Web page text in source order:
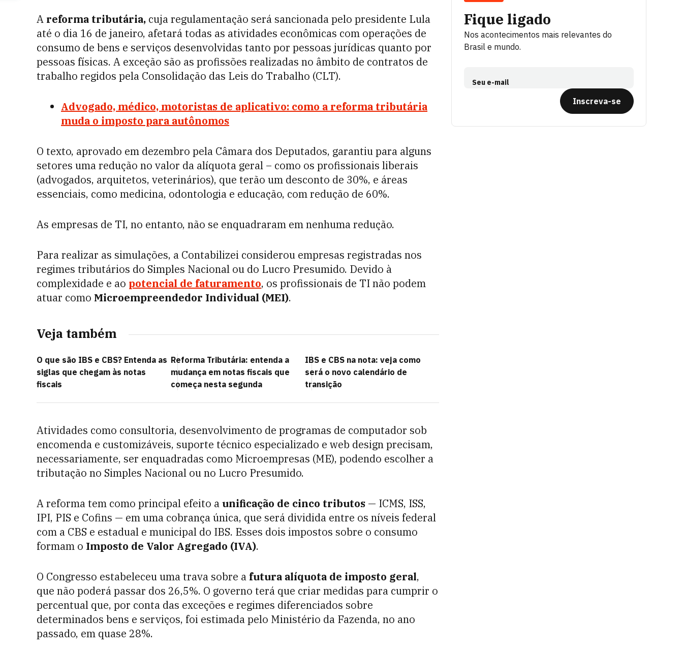
A reforma tributária, cuja regulamentação será sancionada pelo presidente Lula
até o dia 16 de janeiro, afetará todas as atividades econômicas com operações de
consumo de bens e serviços desenvolvidas tanto por pessoas jurídicas quanto por
pessoas físicas. A exceção são as profissões realizadas no âmbito de contratos de
trabalho regidos pela Consolidação das Leis do Trabalho (CLT).
Advogado, médico, motoristas de aplicativo: como a reforma tributária
muda o imposto para autônomos
O texto, aprovado em dezembro pela Câmara dos Deputados, garantiu para alguns
setores uma redução no valor da alíquota geral – como os profissionais liberais
(advogados, arquitetos, veterinários), que terão um desconto de 30%, e áreas
essenciais, como medicina, odontologia e educação, com redução de 60%.
As empresas de TI, no entanto, não se enquadraram em nenhuma redução.
Para realizar as simulações, a Contabilizei considerou empresas registradas nos
regimes tributários do Simples Nacional ou do Lucro Presumido. Devido à
complexidade e ao potencial de faturamento, os profissionais de TI não podem
atuar como Microempreendedor Individual (MEI).
Veja também
O que são IBS e CBS? Entenda as
siglas que chegam às notas
fiscais
Reforma Tributária: entenda a
mudança em notas fiscais que
começa nesta segunda
IBS e CBS na nota: veja como
será o novo calendário de
transição
Atividades como consultoria, desenvolvimento de programas de computador sob
encomenda e customizáveis, suporte técnico especializado e web design precisam,
necessariamente, ser enquadradas como Microempresas (ME), podendo escolher a
tributação no Simples Nacional ou no Lucro Presumido.
A reforma tem como principal efeito aunificação de cinco tributos — ICMS, ISS,
IPI, PIS e Cofins — em uma cobrança única, que será dividida entre os níveis federal
com a CBS e estadual e municipal do IBS. Esses dois impostos sobre o consumo
formam o Imposto de Valor Agregado (IVA).
O Congresso estabeleceu uma trava sobre a futura alíquota de imposto geral,
que não poderá passar dos 26,5%. O governo terá que criar medidas para cumprir o
percentual que, por conta das exceções e regimes diferenciados sobre
determinados bens e serviços, foi estimada pelo Ministério da Fazenda, no ano
passado, em quase 28%.
Fique ligado
Nos acontecimentos mais relevantes do
Brasil e mundo.
Seu e-mail
Inscreva-se